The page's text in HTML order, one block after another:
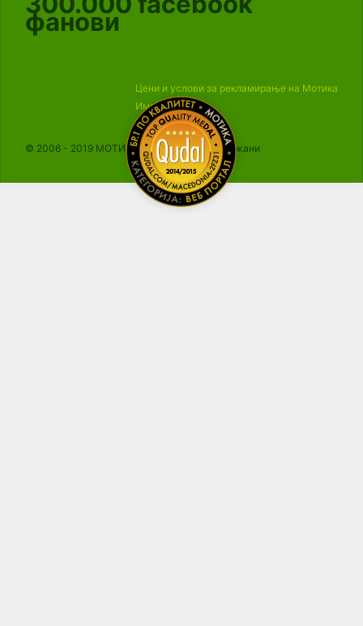
фанови
Цени и услови за рекламирање на Мотика
Импресум
© 2006 - 2019 МОТИКА, Сите права се задржани